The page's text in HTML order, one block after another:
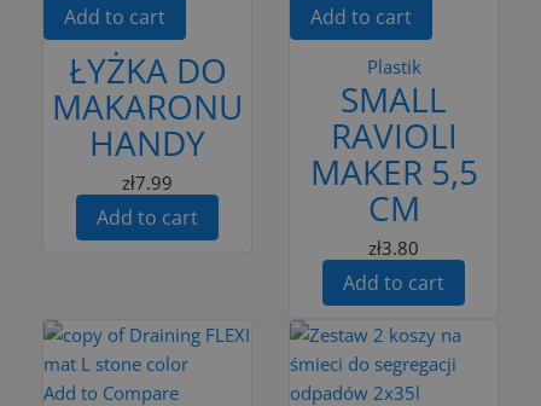
Add to cart
ŁYŻKA DO
MAKARONU
HANDY
zł7.99
Add to cart
Add to cart
Plastik
SMALL
RAVIOLI
MAKER 5,5
CM
zł3.80
Add to cart
Add to Compare